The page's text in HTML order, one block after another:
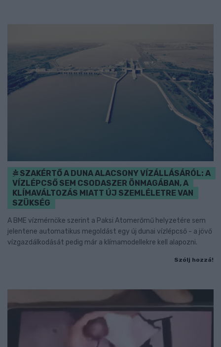
SZAKÉRTŐ A DUNA ALACSONY VÍZÁLLÁSÁRÓL: A
VÍZLÉPCSŐ SEM CSODASZER ÖNMAGÁBAN, A
KLÍMAVÁLTOZÁS MIATT ÚJ SZEMLÉLETRE VAN
SZÜKSÉG
A BME vízmérnöke szerint a Paksi Atomerőmű helyzetére sem
jelentene automatikus megoldást egy új dunai vízlépcső - a jövő
vízgazdálkodását pedig már a klímamodellekre kell alapozni.
Szólj hozzá!